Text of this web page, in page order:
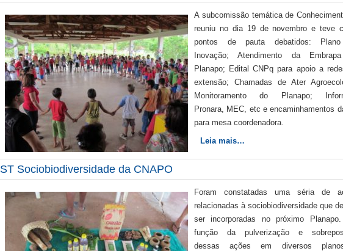
A subcomissão temática de
reuniu no dia 19 de novembro e teve
pontos de pauta debatidos:
Inovação; Atendimento da
Planapo; Edital CNPq para apoio a
extensão; Chamadas de Ater
Monitoramento do Planapo;
Pronara, MEC, etc e encaminhamentos
para mesa coordenadora.
Leia mais…
ST Sociobiodiversidade da CNAPO
Foram constatadas uma séria de
relacionadas à sociobiodiversidade que
ser incorporadas no próximo
função da pulverização e
dessas ações em diversos